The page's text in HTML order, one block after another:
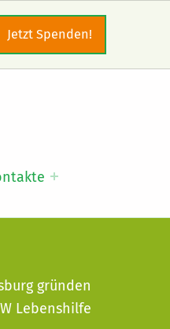
Jetzt Spenden!
gründen
Lebenshilfe